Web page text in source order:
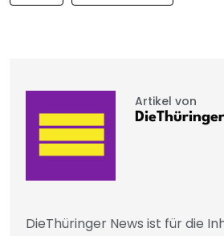
Artikel von
DieThüringer News ist für die